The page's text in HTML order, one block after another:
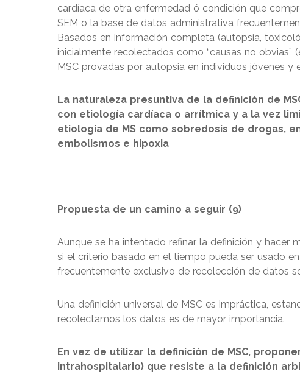
cardíaca de otra enfermedad ó condición que
SEM o la base de datos administrativa
Basados en información completa (autopsia,
inicialmente recolectados como “causas no obvias”
MSC provadas por autopsia en individuos jóvenes y
La naturaleza presuntiva de la definición de
con etiología cardíaca o arrítmica y a la vez
etiología de MS como sobredosis de drogas,
embolismos e hipoxia
Propuesta de un camino a seguir (9)
Aunque se ha intentado refinar la definición y hacer
si el criterio basado en el tiempo pueda ser usado
frecuentemente exclusivo de recolección de datos
Una definición universal de MSC es impráctica,
recolectamos los datos es de mayor importancia.
En vez de utilizar la definición de MSC,
intrahospitalario) que resiste a la definición